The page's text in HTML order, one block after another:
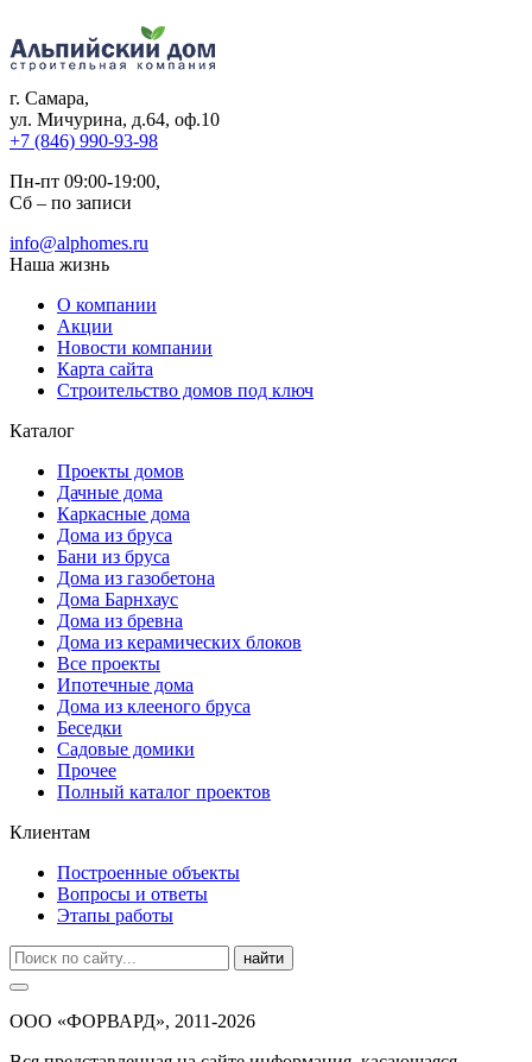
г. Самара,
ул. Мичурина, д.64, оф.10
+7 (846) 990-93-98
Пн-пт 09:00-19:00,
Сб – по записи
info@alphomes.ru
Наша жизнь
О компании
Акции
Новости компании
Карта сайта
Строительство домов под ключ
Каталог
Проекты домов
Дачные дома
Каркасные дома
Дома из бруса
Бани из бруса
Дома из газобетона
Дома Барнхаус
Дома из бревна
Дома из керамических блоков
Все проекты
Ипотечные дома
Дома из клееного бруса
Беседки
Садовые домики
Прочее
Полный каталог проектов
Клиентам
Построенные объекты
Вопросы и ответы
Этапы работы
найти
ООО «ФОРВАРД», 2011-2026